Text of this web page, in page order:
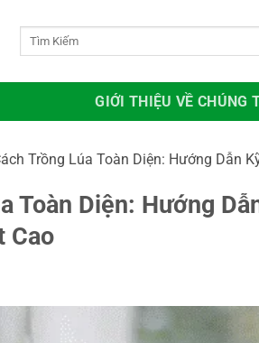
GIỚI THIỆU VỀ CHÚNG
Trồng Lúa Toàn Diện: Hướng Dẫn
Toàn Diện: Hướng
Cao